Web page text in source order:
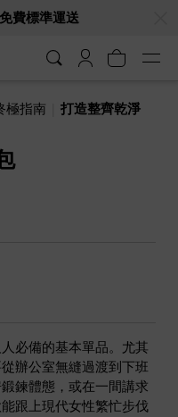
免費標準運送
極指南
打造整齊乾淨
人必備的基本單品。尤其
辦公室無縫過渡到下班
鍊體態，或在一間講求
跟上現代女性繁忙步伐